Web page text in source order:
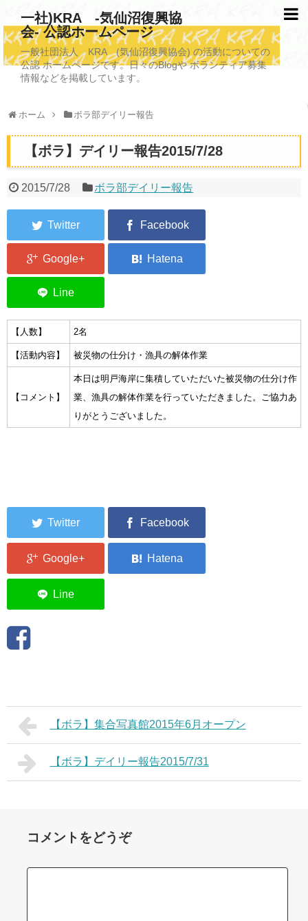
一社)KRA -気仙沼復興協
会- 公認ホームページ
一般社団法人 KRA (気仙沼復興協会) の活動についての
公認 ホームページです。日々のBlogや ボランティア募集
情報などを掲載しています。
ホーム ボラ部デイリー報告
【ボラ】デイリー報告2015/7/28
2015/7/28 ボラ部デイリー報告
【人数】 2名
【活動内容】 被災物の仕分け・漁具の解体作業
【コメント】
本日は明戸海岸に集積していただいた被災物の仕分け作
業、漁具の解体作業を行っていただきました。ご協力あ
りがとうございました。
【ボラ】集合写真館2015年6月オープン
【ボラ】デイリー報告2015/7/31
コメントをどうぞ
TOPページ
KRAについて
写真救済事業
福祉事業
埋蔵発掘/資料整備事業
2026年3月11日捜索活動ボランティア募集 NEW
集中捜索活動の記録
ボランティア募集要項
ボランティアさん集合写真館
被災者支援活動【休止中】
編みっ娘たち紹介
リンク
お問い合わせ